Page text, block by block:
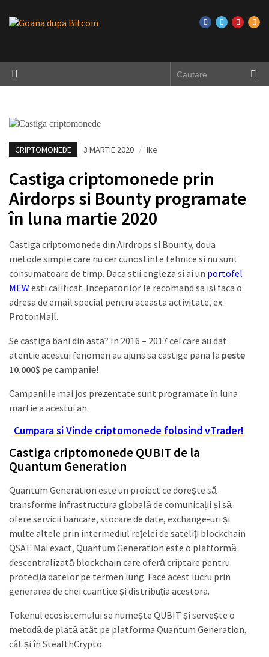
CRIPTOMONEDE 3 MARTIE 2020 / Ike
Castiga criptomonede prin
Airdorps si Bounty programate
în luna martie 2020
Castiga criptomonede din Airdrops si Bounty, doua
metode simple care nu cer cunostinte tehnice si nu sunt
consumatoare de timp. Daca stii engleza si ai un portofel
MEW esti calificat. Incepatorilor le recomand sa isi faca o
adresa de email special pentru aceasta activitate, ex.
ProtonMail.
Se castiga bani din asta? In 2016 – 2017 cei care au dat
atentie acestui fenomen au ajuns sa castige pana la peste
10.000$ pe campanie!
Campaniile mai jos prezentate sunt programate în luna
martie a acestui an.
Cumpara si Vinde criptomonede folosind vTrader!
Castiga criptomonede QUBIT de la
Quantum Generation
Quantum Generation este un proiect ce dorește să
transforme infrastructura globală de comunicații și să
ofere servicii bancare, stocare de date, exchange-uri și
multe altele prin intermediul rețelei de sateliți blockchain
QSAT. Mai exact, Quantum Generation este o platformă
descentralizată blockchain care oferă criptare pentru
protecția datelor pe termen lung. Face acest lucru prin
generarea de chei cuantice și distribuția acestora.
Tokenul ecosistemului se numește QUBIT și servește o
metodă de plată atât pe platforma Quantum Generation,
cât și în StealthCrypto.